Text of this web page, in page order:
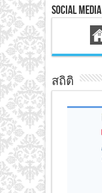
Social Media
สถิติ